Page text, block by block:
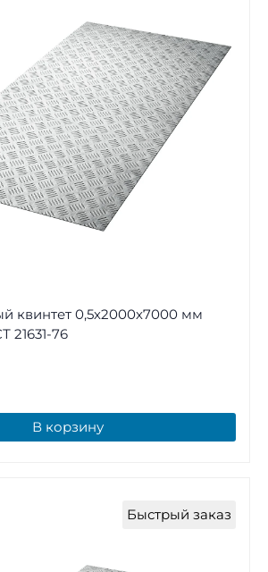
квинтет 0,5х2000х7000 мм
76
В корзину
Быстрый заказ